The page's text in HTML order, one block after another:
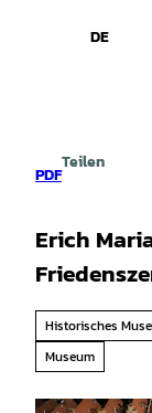
DE
PDF
Teilen
Erich
Historisches
Museum